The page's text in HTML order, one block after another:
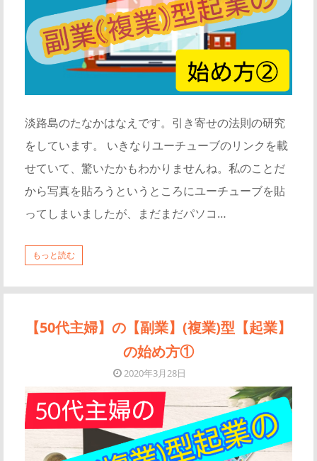
淡路島のたなかはなえです。引き寄せの法則の研究
をしています。 いきなりユーチューブのリンクを載
せていて、驚いたかもわかりませんね。私のことだ
から写真を貼ろうというところにユーチューブを貼
ってしまいましたが、まだまだパソコ…
もっと読む
【50代主婦】の【副業】(複業)型【起業】
の始め方①
2020年3月28日